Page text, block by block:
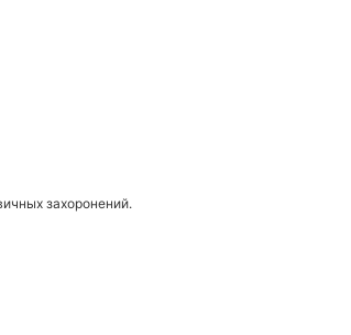
захоронений.